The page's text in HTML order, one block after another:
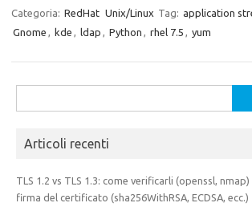
Categoria: RedHat Unix/Linux Tag: application
Gnome , kde , ldap , Python , rhel 7.5 , yum
per:
Articoli recenti
TLS 1.2 vs TLS 1.3: come verificarli (openssl,
firma del certificato (sha256WithRSA, ECDSA, ecc.)